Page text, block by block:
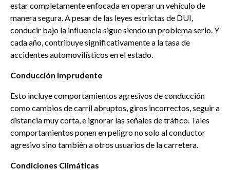
estar completamente enfocada en operar un vehículo de
manera segura. A pesar de las leyes estrictas de DUI,
conducir bajo la influencia sigue siendo un problema serio. Y
cada año, contribuye significativamente a la tasa de
accidentes automovilísticos en el estado.
Conducción Imprudente
Esto incluye comportamientos agresivos de conducción
como cambios de carril abruptos, giros incorrectos, seguir a
distancia muy corta, e ignorar las señales de tráfico. Tales
comportamientos ponen en peligro no solo al conductor
agresivo sino también a otros usuarios de la carretera.
Condiciones Climáticas